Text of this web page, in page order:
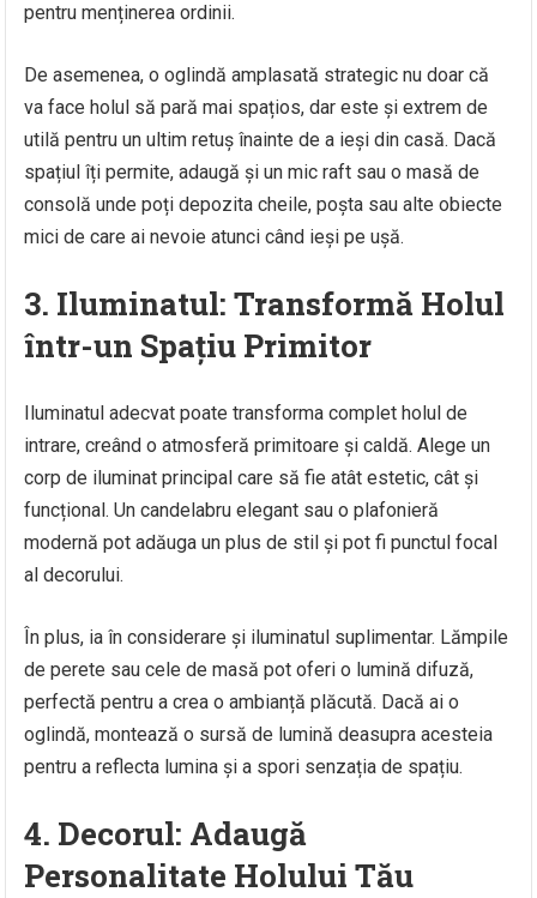
pentru menținerea ordinii.
De asemenea, o oglindă amplasată strategic nu doar că
va face holul să pară mai spațios, dar este și extrem de
utilă pentru un ultim retuș înainte de a ieși din casă. Dacă
spațiul îți permite, adaugă și un mic raft sau o masă de
consolă unde poți depozita cheile, poșta sau alte obiecte
mici de care ai nevoie atunci când ieși pe ușă.
3. Iluminatul: Transformă Holul
într-un Spațiu Primitor
Iluminatul adecvat poate transforma complet holul de
intrare, creând o atmosferă primitoare și caldă. Alege un
corp de iluminat principal care să fie atât estetic, cât și
funcțional. Un candelabru elegant sau o plafonieră
modernă pot adăuga un plus de stil și pot fi punctul focal
al decorului.
În plus, ia în considerare și iluminatul suplimentar. Lămpile
de perete sau cele de masă pot oferi o lumină difuză,
perfectă pentru a crea o ambianță plăcută. Dacă ai o
oglindă, montează o sursă de lumină deasupra acesteia
pentru a reflecta lumina și a spori senzația de spațiu.
4. Decorul: Adaugă
Personalitate Holului Tău